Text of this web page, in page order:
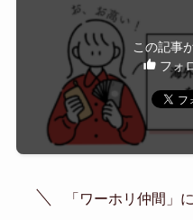
この記事
フォ
「ワーホリ仲間」